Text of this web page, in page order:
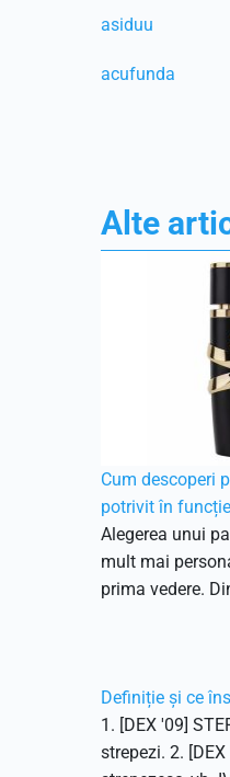
asiduu
acufunda
Alte
Cum descoperi
potrivit în
Alegerea unui
mult mai
prima vedere.
Definiție și ce
1. [DEX '09]
strepezi. 2.